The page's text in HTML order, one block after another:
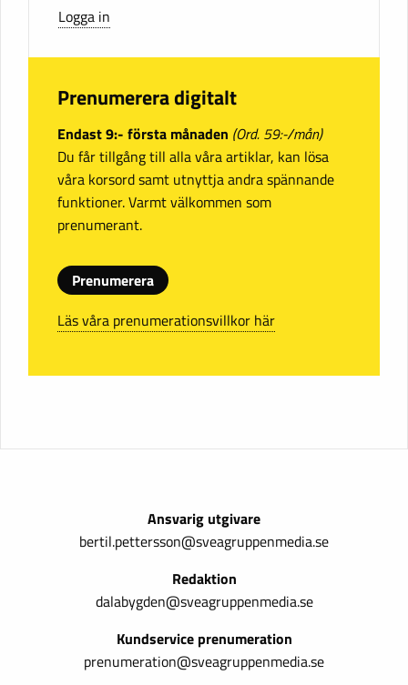
Logga in
Prenumerera digitalt
Endast 9:- första månaden (Ord. 59:-/mån)
Du får tillgång till alla våra artiklar, kan lösa
våra korsord samt utnyttja andra spännande
funktioner. Varmt välkommen som
prenumerant.
Prenumerera
Läs våra prenumerationsvillkor här
Ansvarig utgivare
bertil.pettersson@sveagruppenmedia.se
Redaktion
dalabygden@sveagruppenmedia.se
Kundservice prenumeration
prenumeration@sveagruppenmedia.se